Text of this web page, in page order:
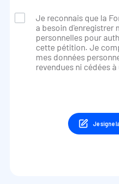
Je reconnais que la
a besoin d'enregistrer
personnelles pour
cette pétition. Je
mes données
revendues ni cédées
Je signe